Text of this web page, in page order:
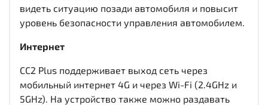
видеть ситуацию позади автомобиля и повысит
уровень безопасности управления автомобилем.
Интернет
CC2 Plus поддерживает выход сеть через
мобильный интернет 4G и через Wi-Fi (2.4GHz и
5GHz). На устройство также можно раздавать